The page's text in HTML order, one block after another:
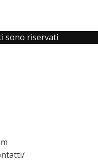
sono riservati